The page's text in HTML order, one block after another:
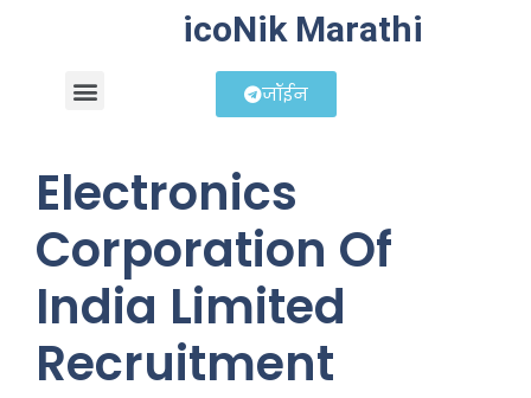
icoNik Marathi
जॉईन
Electronics
Corporation Of
India Limited
Recruitment